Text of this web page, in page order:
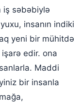
iş səbəbiylə
insanın indiki
yeni bir mühitdə
edir. ona
Maddi
bir insanla